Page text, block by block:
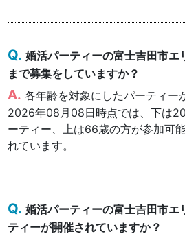
婚活パーティーの富士吉田市エ
まで募集をしていますか？
各年齢を対象にしたパーティー
2026年08月08日時点では、下は
ーティー、上は66歳の方が参加可
れています。
婚活パーティーの富士吉田市エ
ティーが開催されていますか？